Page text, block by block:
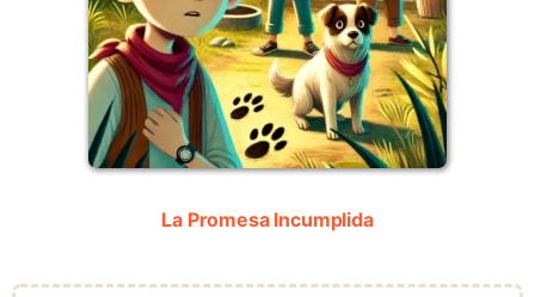
La Promesa Incumplida